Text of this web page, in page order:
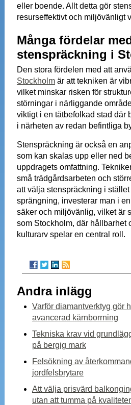
eller boende. Allt detta gör
resurseffektivt och miljövänligt
Många fördelar
stenspräckning i
Den stora fördelen med att
Stockholmär att tekniken är
vilket minskar risken för
störningar i närliggande
viktigt i en tätbefolkad stad där
i närheten av redan befintliga
Stenspräckning är också en
som kan skalas upp eller ned
uppdragets omfattning.
små trädgårdsarbeten och
att välja stenspräckning i stället
sprängning, investerar man i
säker och miljövänlig, vilket är
som Stockholm, där hållbarhet
kulturarv spelar en central roll.
Andra inlägg
Varför diamantverktyg gör
avancerad kärnborrning
Tekniska krav vid
på bergig mark
Felsökning av
jordfelsbrytare
Att välja prisvärd
utan att tumma på